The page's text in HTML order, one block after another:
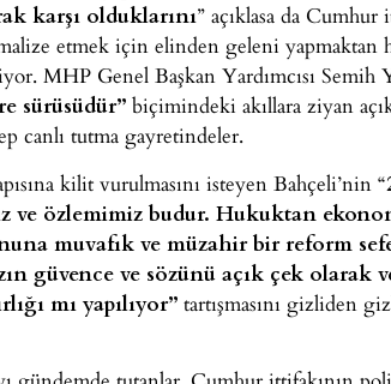
karşı olduklarını” açıklasa da
etmek için elinden geleni yapmaktan
MHP Genel Başkan Yardımcısı Semih
sürüsüdür” biçimindeki akıllara ziyan
canlı tutma gayretindeler.
kilit vurulmasını isteyen Bahçeli’nin “
ve özlemimiz budur. Hukuktan
muvafık ve müzahir bir reform
güvence ve sözünü açık çek olarak
mı yapılıyor” tartışmasını gizliden